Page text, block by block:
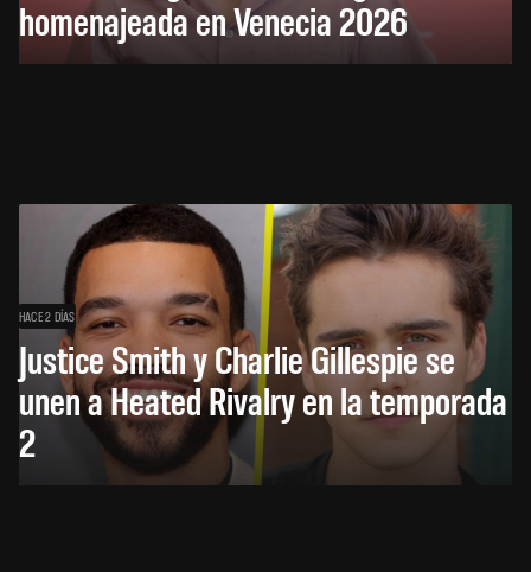
homenajeada en Venecia 2026
HACE 2 DÍAS
Justice Smith y Charlie Gillespie se
unen a Heated Rivalry en la temporada
2